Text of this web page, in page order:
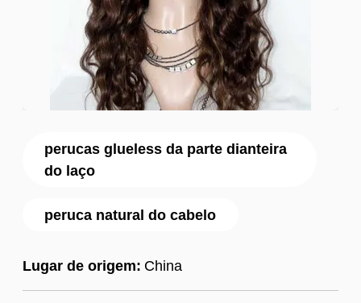
perucas glueless da parte dianteira
do laço
peruca natural do cabelo
Lugar de origem: China